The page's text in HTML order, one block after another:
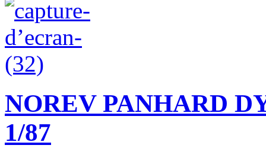
NOREV PANHARD
1/87